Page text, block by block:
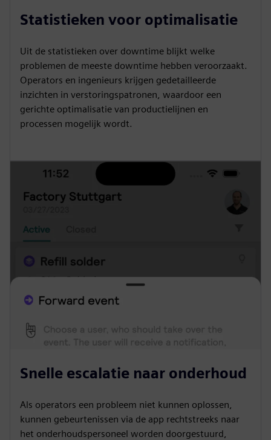
Statistieken voor optimalisatie
Uit de statistieken over downtime blijkt welke
problemen de meeste downtime hebben veroorzaakt.
Operators en ingenieurs krijgen gedetailleerde
inzichten in verstoringspatronen, waardoor een
gerichte optimalisatie van productielijnen en
processen mogelijk wordt.
Snelle escalatie naar onderhoud
Als operators een probleem niet kunnen oplossen,
kunnen gebeurtenissen via de app rechtstreeks naar
het onderhoudspersoneel worden doorgestuurd,